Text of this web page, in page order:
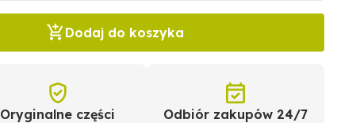
Dodaj do koszyka
Oryginalne części Odbiór zakupów 24/7